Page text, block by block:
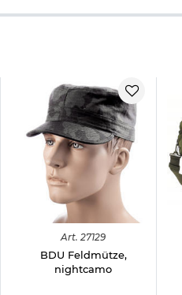
Art. 27129
BDU Feldmütze,
nightcamo